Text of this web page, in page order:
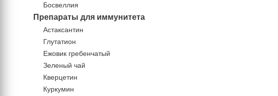
Босвеллия
Препараты для иммунитета
Астаксантин
Глутатион
Ежовик гребенчатый
Зеленый чай
Кверцетин
Куркумин